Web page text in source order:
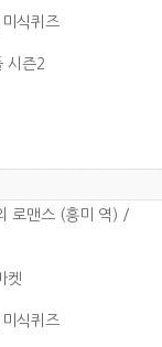
식퀴즈
시즌2
로맨스 (흥미 역) /
켓
식퀴즈